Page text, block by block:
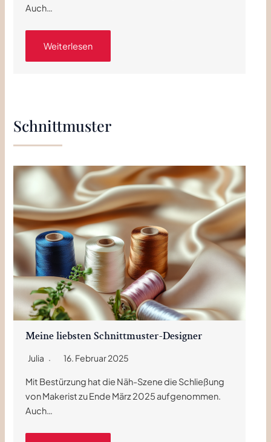
Auch…
Weiterlesen
Schnittmuster
Meine liebsten Schnittmuster-Designer
Julia 16. Februar 2025
Mit Bestürzung hat die Näh-Szene die Schließung
von Makerist zu Ende März 2025 aufgenommen.
Auch…